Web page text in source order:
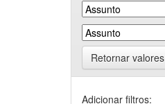
Retornar valores
Adicionar filtros: